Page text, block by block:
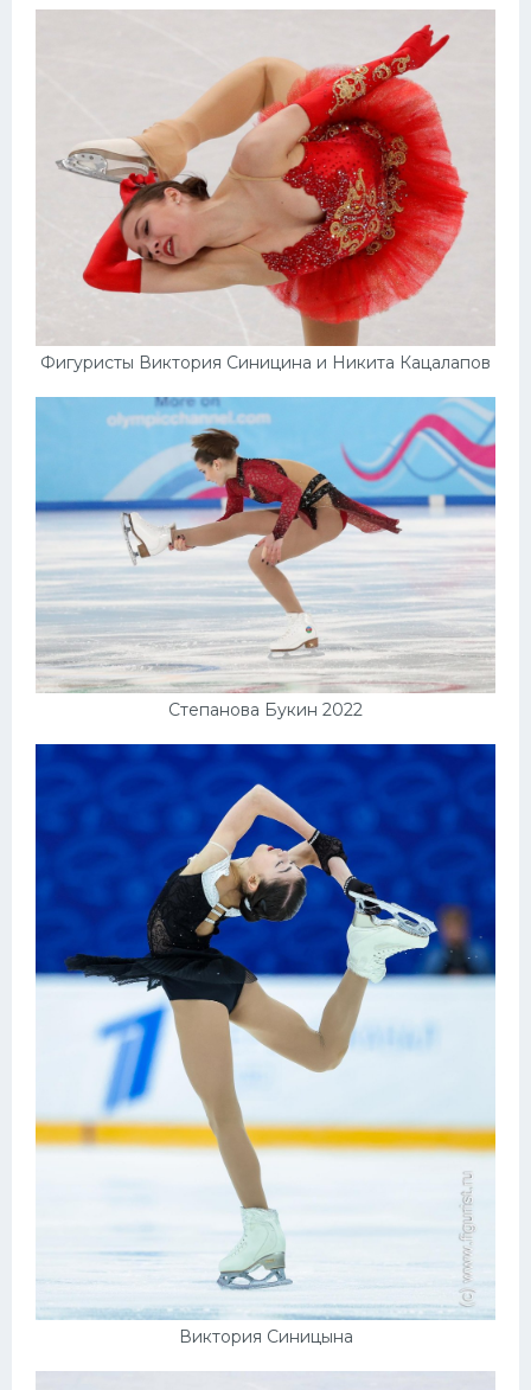
Фигуристы Виктория Синицина и Никита Кацалапов
Степанова Букин 2022
Виктория Синицына